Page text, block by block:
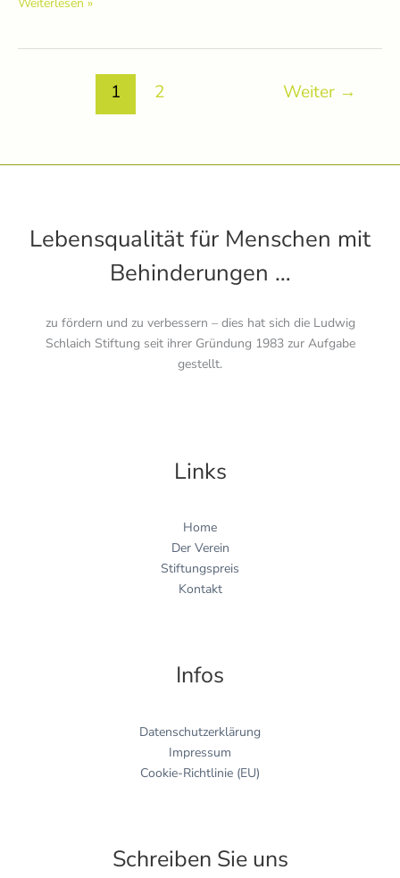
1 2 Weiter →
Lebensqualität für Menschen mit
Behinderungen …
zu fördern und zu verbessern – dies hat sich die Ludwig
Schlaich Stiftung seit ihrer Gründung 1983 zur Aufgabe
gestellt.
Links
Home
Der Verein
Stiftungspreis
Kontakt
Infos
Datenschutzerklärung
Impressum
Cookie-Richtlinie (EU)
Schreiben Sie uns